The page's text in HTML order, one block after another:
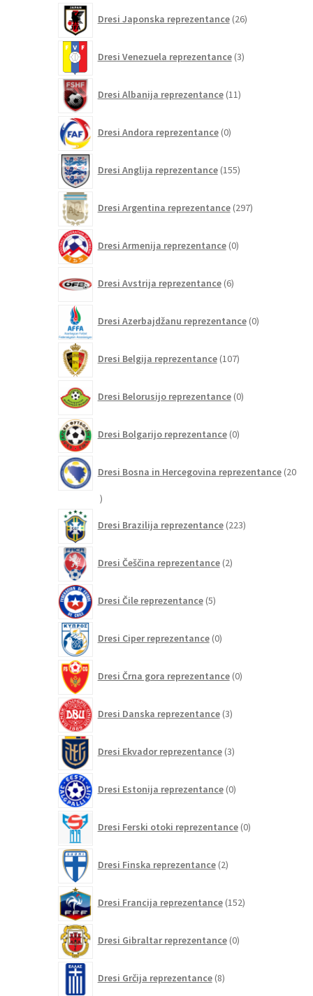
Dresi Japonska reprezentance 26izdelkov
Dresi Venezuela reprezentance 3izdelki
Dresi Albanija reprezentance 11izdelkov
Dresi Andora reprezentance 0izdelkov
Dresi Anglija reprezentance 155izdelkov
Dresi Argentina reprezentance 297izdelkov
Dresi Armenija reprezentance 0izdelkov
Dresi Avstrija reprezentance 6izdelkov
Dresi Azerbajdžanu reprezentance 0izdelkov
Dresi Belgija reprezentance 107izdelkov
Dresi Belorusijo reprezentance 0izdelkov
Dresi Bolgarijo reprezentance 0izdelkov
Dresi Bosna in Hercegovina reprezentance 20
20
Dresi Brazilija reprezentance 223izdelkov
Dresi Češčina reprezentance 2izdelka
Dresi Čile reprezentance 5izdelkov
Dresi Ciper reprezentance 0izdelkov
Dresi Črna gora reprezentance 0izdelkov
Dresi Danska reprezentance 3izdelki
Dresi Ekvador reprezentance 3izdelki
Dresi Estonija reprezentance 0izdelkov
Dresi Ferski otoki reprezentance 0izdelkov
Dresi Finska reprezentance 2izdelka
Dresi Francija reprezentance 152izdelkov
Dresi Gibraltar reprezentance 0izdelkov
Dresi Grčija reprezentance 8izdelkov